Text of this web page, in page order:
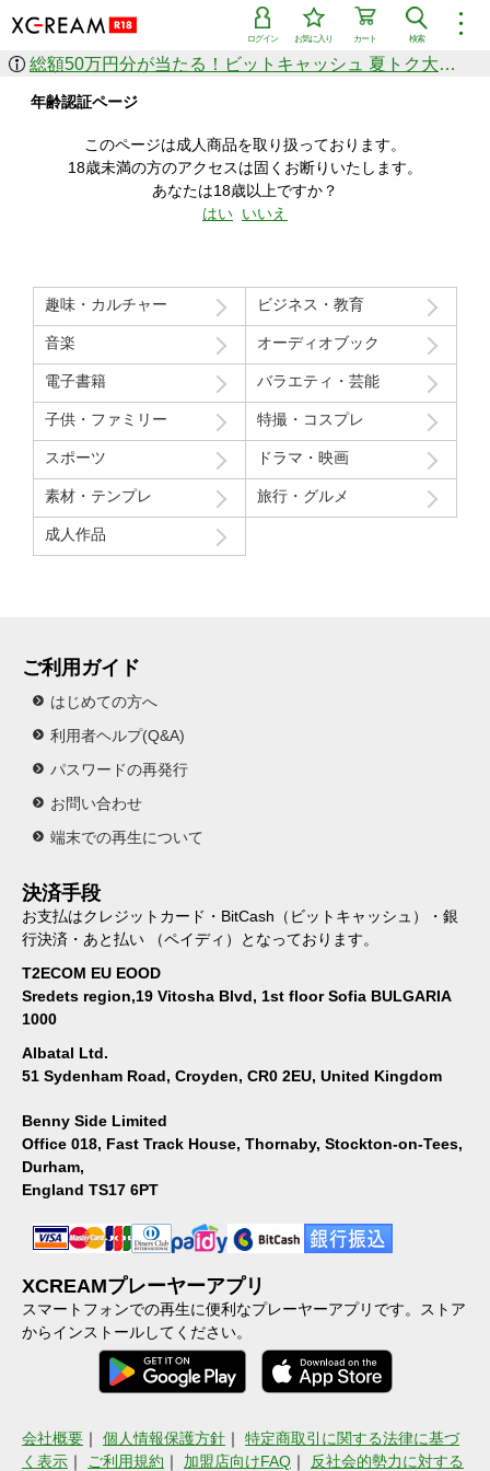
︙
検索
カート
お気に入り
ログイン
作品を探す
ジャンル
シリーズ
人気のセール中商品
新着セール中商品
すべての作品から探す
価格の安い順
価格の高い順
月間ランキング
年間ランキング
総額50万円分が当たる！ビットキャッシュ 夏トク大感謝祭
年齢認証ページ
このページは成人商品を取り扱っております。
18歳未満の方のアクセスは固くお断りいたします。
あなたは18歳以上ですか？
はい いいえ
趣味・カルチャー ビジネス・教育
音楽 オーディオブック
電子書籍 バラエティ・芸能
子供・ファミリー 特撮・コスプレ
スポーツ ドラマ・映画
素材・テンプレ 旅行・グルメ
成人作品
ご利用ガイド
はじめての方へ
利用者ヘルプ(Q&A)
パスワードの再発行
お問い合わせ
端末での再生について
決済手段
お支払はクレジットカード・BitCash（ビットキャッシュ）・銀
行決済・あと払い （ペイディ）となっております。
T2ECOM EU EOOD
Sredets region,19 Vitosha Blvd, 1st floor Sofia BULGARIA
1000
Albatal Ltd.
51 Sydenham Road, Croyden, CR0 2EU, United Kingdom
Benny Side Limited
Office 018, Fast Track House, Thornaby, Stockton-on-Tees,
Durham,
England TS17 6PT
XCREAMプレーヤーアプリ
スマートフォンでの再生に便利なプレーヤーアプリです。ストア
からインストールしてください。
会社概要 ｜ 個人情報保護方針 ｜ 特定商取引に関する法律に基づ
く表示 ｜ ご利用規約 ｜ 加盟店向けFAQ ｜ 反社会的勢力に対する